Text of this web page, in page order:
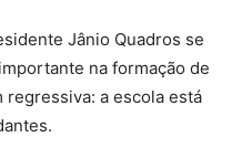
Jânio Quadros se
na formação de
regressiva: a escola está